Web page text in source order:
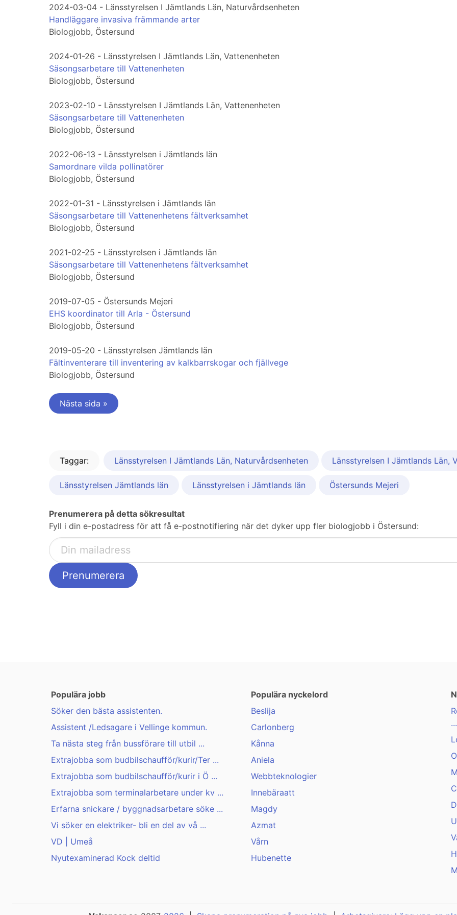
2024-03-04 - Länsstyrelsen I Jämtlands Län, Naturvårdsenheten
Handläggare invasiva främmande arter
Biologjobb, Östersund
2024-01-26 - Länsstyrelsen I Jämtlands Län, Vattenenheten
Säsongsarbetare till Vattenenheten
Biologjobb, Östersund
2023-02-10 - Länsstyrelsen I Jämtlands Län, Vattenenheten
Säsongsarbetare till Vattenenheten
Biologjobb, Östersund
2022-06-13 - Länsstyrelsen i Jämtlands län
Samordnare vilda pollinatörer
Biologjobb, Östersund
2022-01-31 - Länsstyrelsen i Jämtlands län
Säsongsarbetare till Vattenenhetens fältverksamhet
Biologjobb, Östersund
2021-02-25 - Länsstyrelsen i Jämtlands län
Säsongsarbetare till Vattenenhetens fältverksamhet
Biologjobb, Östersund
2019-07-05 - Östersunds Mejeri
EHS koordinator till Arla - Östersund
Biologjobb, Östersund
2019-05-20 - Länsstyrelsen Jämtlands län
Fältinventerare till inventering av kalkbarrskogar och fjällvege
Biologjobb, Östersund
Nästa sida »
Taggar: Länsstyrelsen I Jämtlands Län, Naturvårdsenheten Länsstyrelsen I Jämtlands Län,
Länsstyrelsen Jämtlands län Länsstyrelsen i Jämtlands län Östersunds Mejeri
Prenumerera på detta sökresultat
Fyll i din e-postadress för att få e-postnotifiering när det dyker upp fler biologjobb i Östersund:
Populära jobb
Söker den bästa assistenten.
Assistent /Ledsagare i Vellinge kommun.
Ta nästa steg från bussförare till utbil ...
Extrajobba som budbilschaufför/kurir/Ter ...
Extrajobba som budbilschaufför/kurir i Ö ...
Extrajobba som terminalarbetare under kv ...
Erfarna snickare / byggnadsarbetare söke ...
Vi söker en elektriker- bli en del av vå ...
VD | Umeå
Nyutexaminerad Kock deltid
Populära nyckelord
Beslija
Carlonberg
Kånna
Aniela
Webbteknologier
Innebäraatt
Magdy
Azmat
Vårn
Hubenette
...